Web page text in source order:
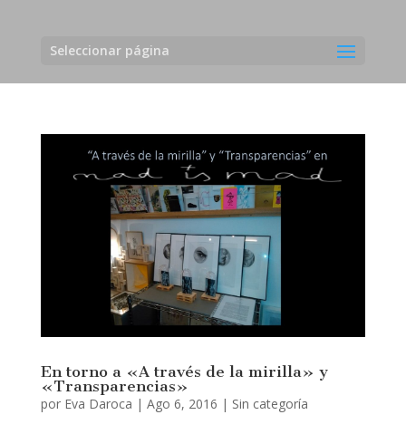
Seleccionar página
En torno a «A través de la mirilla» y
«Transparencias»
por Eva Daroca | Ago 6, 2016 | Sin categoría